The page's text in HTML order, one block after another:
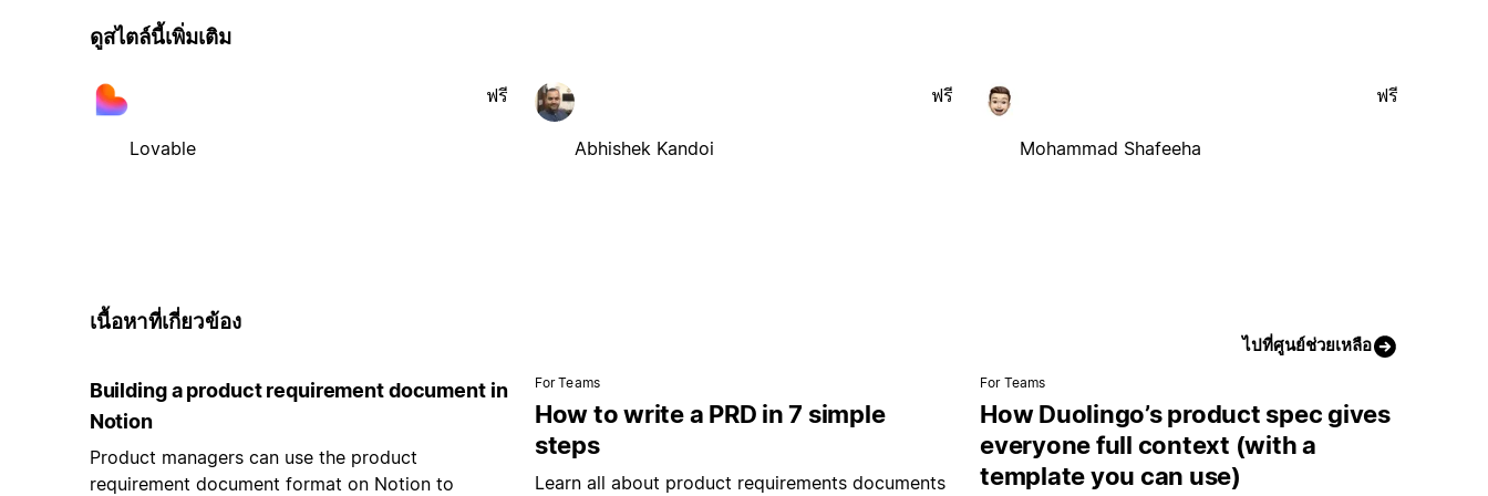
ดูสไตล์นี้เพิ่มเติม
Lovable
ฟรี
Abhishek Kandoi
ฟรี
Mohammad Shafeeha
ฟรี
เนื้อหาที่เกี่ยวข้อง
ไปที่ศูนย์ช่วยเหลือ
Building a product requirement document in
Notion
Product managers can use the product
requirement document format on Notion to
For Teams
How to write a PRD in 7 simple
steps
Learn all about product requirements documents
For Teams
How Duolingo’s product spec gives
everyone full context (with a
template you can use)